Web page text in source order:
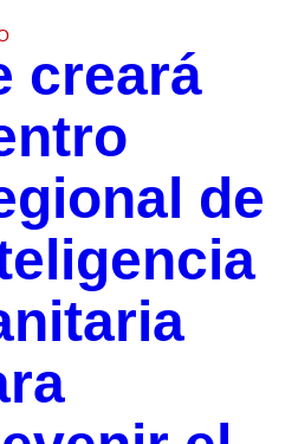
creará
de